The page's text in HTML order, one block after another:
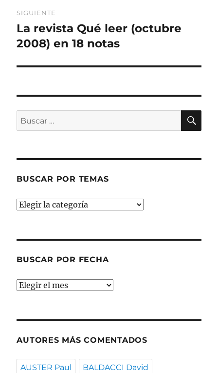
SIGUIENTE
Entrada
siguiente:
La revista Qué leer (octubre
2008) en 18 notas
Buscar
por:
BUSCAR POR TEMAS
Buscar
BUSCAR POR FECHA
Buscar
AUTORES MÁS COMENTADOS
AUSTER Paul BALDACCI David